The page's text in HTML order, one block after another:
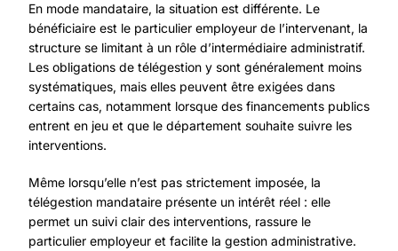
En mode mandataire, la situation est différente. Le
bénéficiaire est le particulier employeur de l’intervenant, la
structure se limitant à un rôle d’intermédiaire administratif.
Les obligations de télégestion y sont généralement moins
systématiques, mais elles peuvent être exigées dans
certains cas, notamment lorsque des financements publics
entrent en jeu et que le département souhaite suivre les
interventions.
Même lorsqu’elle n’est pas strictement imposée, la
télégestion mandataire présente un intérêt réel : elle
permet un suivi clair des interventions, rassure le
particulier employeur et facilite la gestion administrative.